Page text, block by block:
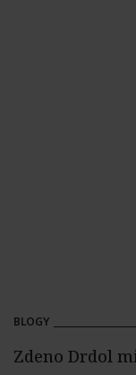
BLOGY